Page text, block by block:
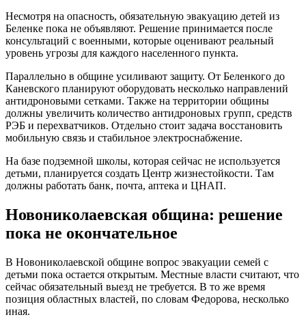
Несмотря на опасность, обязательную эвакуацию детей из
Беленке пока не объявляют. Решение принимается после
консультаций с военными, которые оценивают реальный
уровень угрозы для каждого населенного пункта.
Параллельно в общине усиливают защиту. От Беленкого до
Каневского планируют оборудовать несколько направлений
антидроновыми сетками. Также на территории общины
должны увеличить количество антидроновых групп, средств
РЭБ и перехватчиков. Отдельно стоит задача восстановить
мобильную связь и стабильное электроснабжение.
На базе подземной школы, которая сейчас не используется
детьми, планируется создать Центр жизнестойкости. Там
должны работать банк, почта, аптека и ЦНАП.
Новониколаевская община: решение
пока не окончательное
В Новониколаевской общине вопрос эвакуации семей с
детьми пока остается открытым. Местные власти считают, что
сейчас обязательный выезд не требуется. В то же время
позиция областных властей, по словам Федорова, несколько
иная.